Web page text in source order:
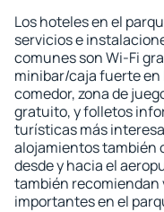
Los hoteles en el
servicios e
comunes son Wi-Fi
minibar/caja fuerte
comedor, zona de
gratuito, y folletos
turísticas más
alojamientos también
desde y hacia el
también recomiendan
importantes en el